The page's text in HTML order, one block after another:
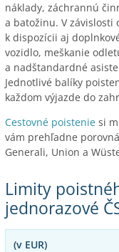
náklady, záchrannú
a batožinu. V závislosti
k dispozícii aj
vozidlo, meškanie
a nadštandardné
Jednotlivé balíky
každom výjazde do
Cestovné poistenie si
vám prehľadne
Generali, Union a
Limity
jednorazové
(v EUR)